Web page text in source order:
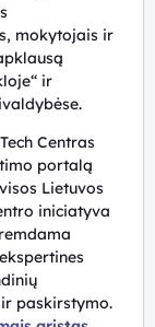
mokytojais ir
ir
Centras
portalą
Lietuvos
iniciatyva
paskirstymo.